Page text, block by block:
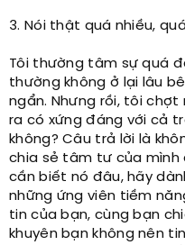
3. Nói thật quá nhiều,
Tôi thường tâm sự quá
thường không ở lại lâu
ngẩn. Nhưng rồi, tôi
ra có xứng đáng với cả
không? Câu trả lời là
chia sẻ tâm tư của mình
cần biết nó đâu, hãy
những ứng viên tiềm
tin của bạn, cùng bạn
khuyên bạn không nên